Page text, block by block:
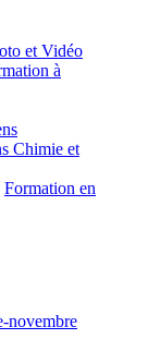
et Vidéo
à
Chimie et
Formation en
novembre